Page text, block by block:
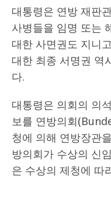
대통령은 연방 재판
사병들을 임명 또는
대한 사면권도 지니
대한 최종 서명권 역
다.
대통령은 의회의 의
보를 연방의회
청에 의해 연방장관
방의회가 수상의 신
은 수상의 제청에 따